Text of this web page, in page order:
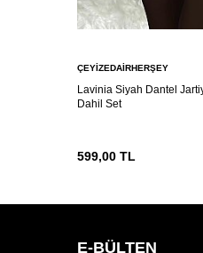
ÇEYIZEDAIRHERŞEY
Lavinia Siyah Dantel
Dahil Set
599,00 TL
E-BÜLTEN